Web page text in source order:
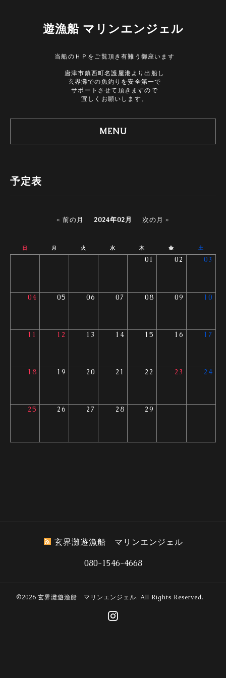
遊漁船 マリンエンジェル
当船のＨＰをご覧頂き有難う御座います
唐津市鎮西町名護屋港より出船し
玄界灘での魚釣りを安全第一で
サポートさせて頂きますので
宜しくお願いします。
MENU
予定表
« 前の月 2024年02月 次の月 »
日 月 火 水 木 金 土
01 02 03
04 05 06 07 08 09 10
11 12 13 14 15 16 17
18 19 20 21 22 23 24
25 26 27 28 29
玄界灘遊漁船 マリンエンジェル
080-1546-4668
©2026 玄界灘遊漁船 マリンエンジェル. All Rights Reserved.